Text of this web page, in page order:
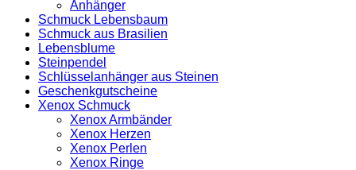
Anhänger
Schmuck Lebensbaum
Schmuck aus Brasilien
Lebensblume
Steinpendel
Schlüsselanhänger aus Steinen
Geschenkgutscheine
Xenox Schmuck
Xenox Armbänder
Xenox Herzen
Xenox Perlen
Xenox Ringe